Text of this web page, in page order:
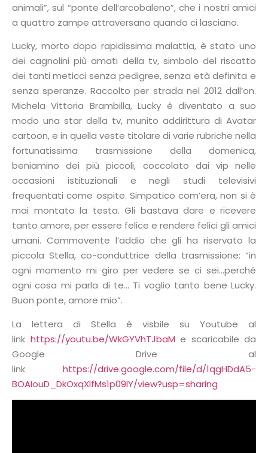
animali”, sul “ponte dell’arcobaleno”, che i nostri amici
a quattro zampe attraversano quando ci lasciano.
Lucky, morto dopo rapidissima malattia, è stato uno
dei cagnolini più amati della tv, simbolo del riscatto
dei tanti meticci senza pedigree, senza età definita e
senza speranze. Raccolto per strada nel 2012 dall’on.
Michela Vittoria Brambilla, Lucky è diventato a suo
modo una star della tv, munito addirittura di Avatar
cartoon, e in quella veste titolare di varie rubriche nella
fortunatissima trasmissione della domenica,
beniamino dei più piccoli, coccolato dai vip nelle
occasioni istituzionali e negli studi televisivi
frequentati come ospite. Simpatico com’era, non si è
mai montato la testa. Gli bastava dare e ricevere
tanto amore, per essere felice e rendere felici gli amici
umani. Commovente l’addio che gli ha riservato la
piccola Stella, co-conduttrice della trasmissione: “in
ogni momento mi giro per vedere se ci sei…perché
ogni cosa mi parla di te… Ti voglio tanto bene Lucky.
Buon ponte, amore mio”.
La lettera di Stella è visbile su Youtube al
link https://youtu.be/WkGYVhTJbaM e scaricabile da
Google Drive al
link https://drive.google.com/file/d/1qgHDdA5-
BOAIouD_DkOxqXlfMs1p09lY/view?usp=sharing